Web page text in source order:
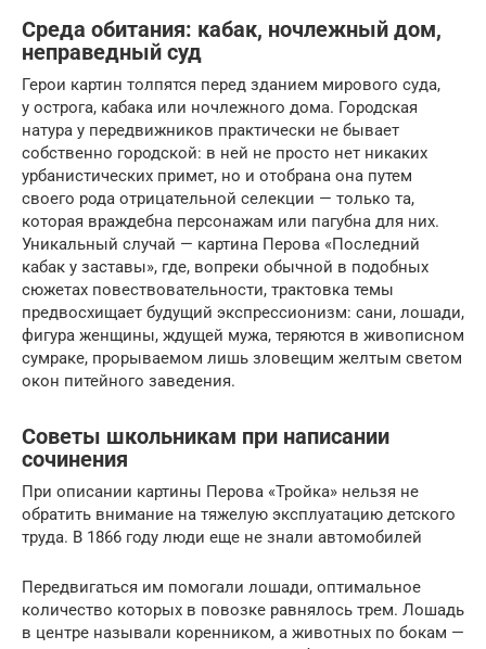
Среда обитания: кабак, ночлежный дом,
неправедный суд
Герои картин толпятся перед зданием мирового суда,
у острога, кабака или ночлежного дома. Городская
натура у передвижников практически не бывает
собственно городской: в ней не просто нет никаких
урбанистических примет, но и отобрана она путем
своего рода отрицательной селекции — только та,
которая враждебна персонажам или пагубна для них.
Уникальный случай — картина Перова «Последний
кабак у заставы», где, вопреки обычной в подоб­ных
сюжетах повествовательности, трактовка темы
предвосхищает будущий экспрессионизм: сани, лошади,
фигура женщины, ждущей мужа, теряются в живописном
сумраке, прорываемом лишь зловещим желтым светом
окон питейного заведения.
Советы школьникам при написании
сочинения
При описании картины Перова «Тройка» нельзя не
обратить внимание на тяжелую эксплуатацию детского
труда. В 1866 году люди еще не знали автомобилей
Передвигаться им помогали лошади, оптимальное
количество которых в повозке равнялось трем. Лошадь
в центре называли коренником, а животных по бокам —